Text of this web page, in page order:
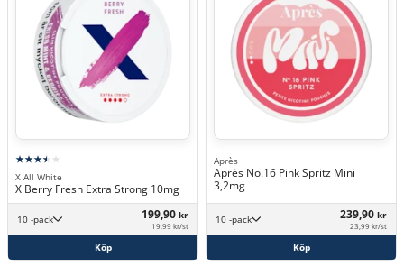
X All White
X Berry Fresh Extra Strong 10mg
10 -pack 199,90 kr
19,99 kr/st
Köp
Après
Après No.16 Pink Spritz Mini
3,2mg
10 -pack 239,90 kr
23,99 kr/st
Köp